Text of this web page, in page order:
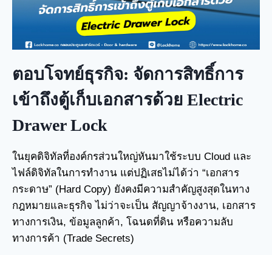
ตอบโจทย์ธุรกิจ: จัดการสิทธิ์การ
เข้าถึงตู้เก็บเอกสารด้วย Electric
Drawer Lock
ในยุคดิจิทัลที่องค์กรส่วนใหญ่หันมาใช้ระบบ Cloud และ
ไฟล์ดิจิทัลในการทำงาน แต่ปฏิเสธไม่ได้ว่า “เอกสาร
กระดาษ” (Hard Copy) ยังคงมีความสำคัญสูงสุดในทาง
กฎหมายและธุรกิจ ไม่ว่าจะเป็น สัญญาจ้างงาน, เอกสาร
ทางการเงิน, ข้อมูลลูกค้า, โฉนดที่ดิน หรือความลับ
ทางการค้า (Trade Secrets)